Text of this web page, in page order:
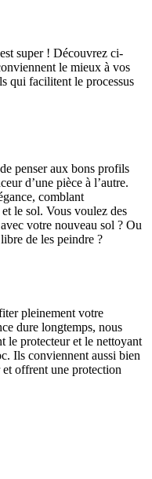
super ! Découvrez ci-
le mieux à vos
qui facilitent le processus
penser aux bons profils
d’une pièce à l’autre.
comblant
le sol. Vous voulez des
votre nouveau sol ? Ou
de les peindre ?
pleinement votre
dure longtemps, nous
le protecteur et le nettoyant
Ils conviennent aussi bien
et offrent une protection